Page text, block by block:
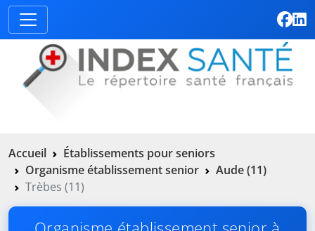
Accueil
Établissements pour seniors
Organisme établissement senior
Aude (11)
Trèbes (11)